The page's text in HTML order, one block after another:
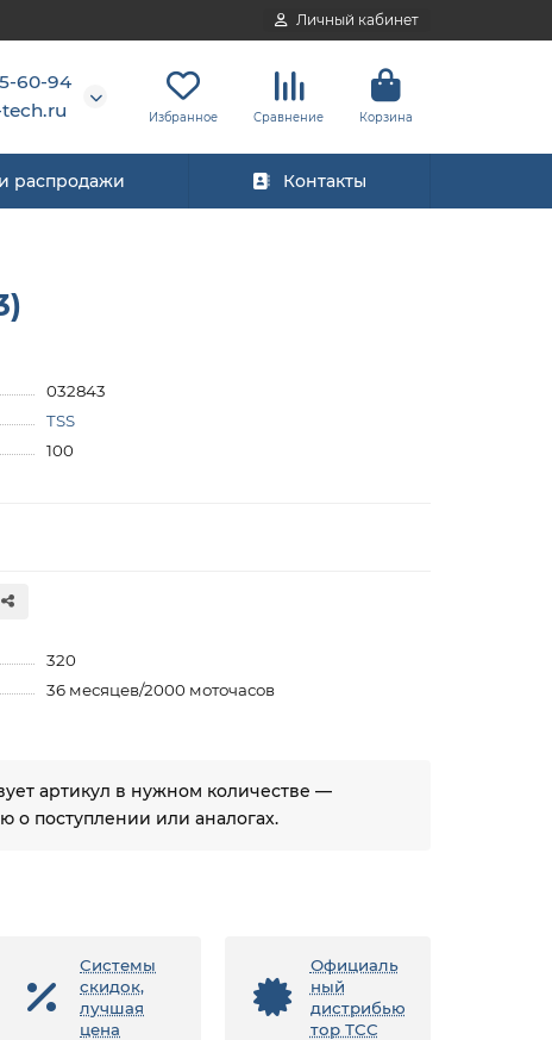
Личный кабинет
60-94
Избранное Сравнение Корзина
распродажи Контакты
032843
TSS
100
320
36 месяцев/2000 моточасов
артикул в нужном количестве —
о поступлении или аналогах.
Системы
скидок,
лучшая
цена
Официаль
ный
дистрибью
тор ТСС